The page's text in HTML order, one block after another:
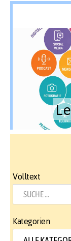
Volltext
Kategorien